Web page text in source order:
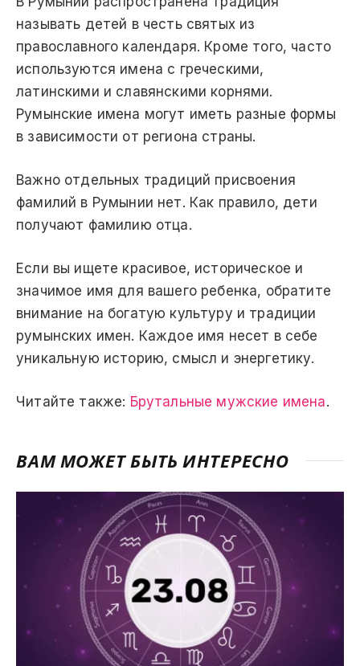
называть детей в честь святых из
православного календаря. Кроме того, часто
используются имена с греческими,
латинскими и славянскими корнями.
Румынские имена могут иметь разные формы
в зависимости от региона страны.
Важно отдельных традиций присвоения
фамилий в Румынии нет. Как правило, дети
получают фамилию отца.
Если вы ищете красивое, историческое и
значимое имя для вашего ребенка, обратите
внимание на богатую культуру и традиции
румынских имен. Каждое имя несет в себе
уникальную историю, смысл и энергетику.
Читайте также: Брутальные мужские имена.
ВАМ МОЖЕТ БЫТЬ ИНТЕРЕСНО